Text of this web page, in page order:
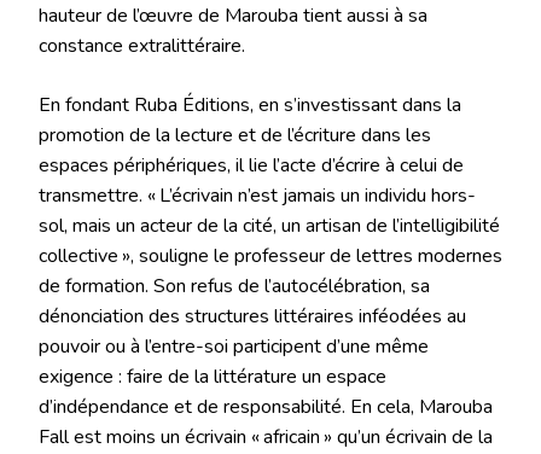
hauteur de l’œuvre de Marouba tient aussi à sa
constance extralittéraire.
En fondant Ruba Éditions, en s’investissant dans la
promotion de la lecture et de l’écriture dans les
espaces périphériques, il lie l’acte d’écrire à celui de
transmettre. « L’écrivain n’est jamais un individu hors-
sol, mais un acteur de la cité, un artisan de l’intelligibilité
collective », souligne le professeur de lettres modernes
de formation. Son refus de l’autocélébration, sa
dénonciation des structures littéraires inféodées au
pouvoir ou à l’entre-soi participent d’une même
exigence : faire de la littérature un espace
d’indépendance et de responsabilité. En cela, Marouba
Fall est moins un écrivain « africain » qu’un écrivain de la